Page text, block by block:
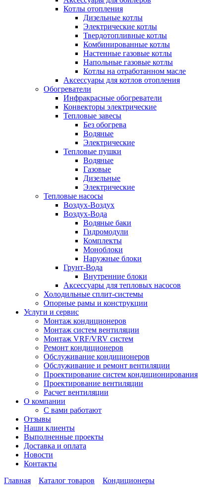
Котлы отопления
Дизельные котлы
Электрические котлы
Твердотопливные котлы
Комбинированные котлы
Настенные газовые котлы
Напольные газовые котлы
Котлы на отработанном масле
Аксессуары для котлов отопления
Обогреватели
Инфракрасные обогреватели
Конвекторы электрические
Тепловые завесы
Без обогрева
Водяные
Электрические
Тепловые пушки
Водяные
Газовые
Дизельные
Электрические
Тепловые насосы
Воздух-Воздух
Воздух-Вода
Водяные баки
Гидромодули
Комплекты
Моноблоки
Наружные блоки
Грунт-Вода
Внутренние блоки
Аксессуары для тепловых насосов
Холодильные сплит-системы
Опорные рамы и конструкции
Услуги и сервис
Монтаж кондиционеров
Монтаж систем вентиляции
Монтаж VRF/VRV систем
Ремонт кондиционеров
Обслуживание кондиционеров
Обслуживание и ремонт вентиляции
Проектирование систем кондиционирования
Проектирование вентиляции
Расчет вентиляции
О компании
С вами работают
Отзывы
Наши клиенты
Выполненные проекты
Доставка и оплата
Новости
Контакты
Главная
Каталог товаров Кондиционеры